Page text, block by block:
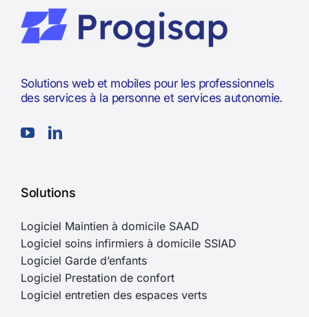
Solutions web et mobiles pour les professionnels
des services à la personne et services autonomie.
Solutions
Logiciel Maintien à domicile SAAD
Logiciel soins infirmiers à domicile SSIAD
Logiciel Garde d’enfants
Logiciel Prestation de confort
Logiciel entretien des espaces verts